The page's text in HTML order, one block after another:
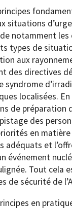
situations
notamment les
types de
aux
des directives
localisées.
de préparation
des
en
adéquats et
événement
Tout cela
de sécurité de
en